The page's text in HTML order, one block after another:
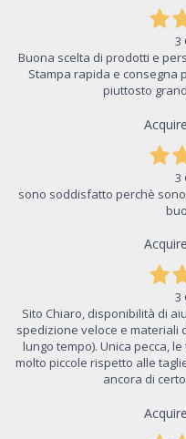
3
Buona scelta di prodotti e
Stampa rapida e consegna
piuttosto
3
sono soddisfatto perchè
3
Sito Chiaro, disponibilità di
spedizione veloce e materiali
lungo tempo). Unica pecca,
molto piccole rispetto alle
ancora di